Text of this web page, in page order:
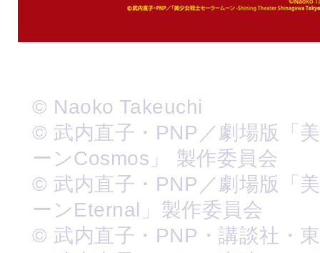
© Naoko Takeuchi
© 武内直子・PNP／劇場版「
ーンCosmos」 製作委員会
© 武内直子・PNP／劇場版「
ーンEternal」製作委員会
© 武内直子・PNP・講談社・